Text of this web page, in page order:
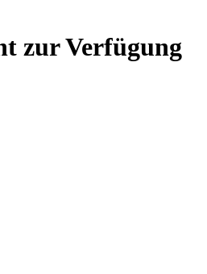
zur Verfügung